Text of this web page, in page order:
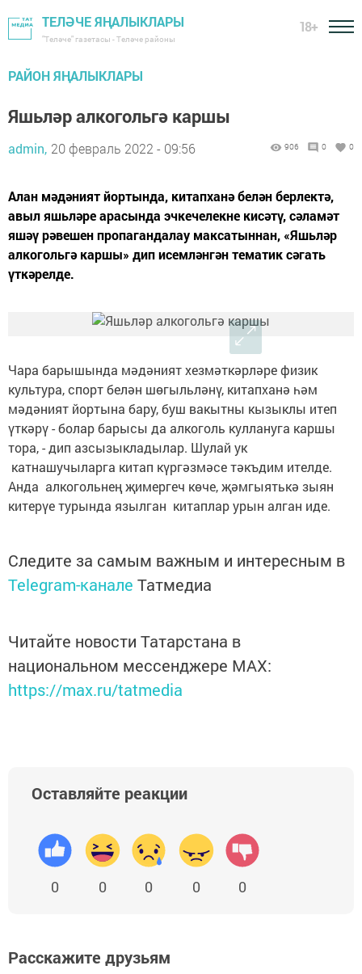
ТЕЛӘЧЕ ЯҢАЛЫКЛАРЫ
"Теләче" газетасы - Теләче районы
18+
РАЙОН ЯҢАЛЫКЛАРЫ
Яшьләр алкогольгә каршы
admin, 20 февраль 2022 - 09:56 906 0 0
Алан мәдәният йортында, китапханә белән берлектә,
авыл яшьләре арасында эчкечелекне кисәтү, сәламәт
яшәү рәвешен пропагандалау максатыннан, «Яшьләр
алкогольгә каршы» дип исемләнгән тематик сәгать
үткәрелде.
Чара барышында мәдәният хезмәткәрләре физик
культура, спорт белән шөгыльләнү, китапханә һәм
мәдәният йортына бару, буш вакытны кызыклы итеп
үткәрү - болар барысы да алкоголь куллануга каршы
тора, - дип азсызыкладылар. Шулай ук
катнашучыларга китап күргәзмәсе тәкъдим ителде.
Анда алкогольнең җимергеч көче, җәмгыятькә зыян
китерүе турында язылган китаплар урын алган иде.
Следите за самым важным и интересным в
Telegram-канале Татмедиа
Читайте новости Татарстана в
национальном мессенджере MАХ:
https://max.ru/tatmedia
Оставляйте реакции
0 0 0 0 0
Расскажите друзьям